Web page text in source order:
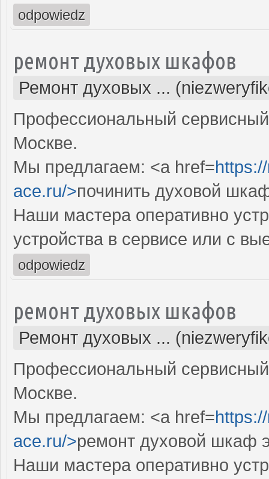
odpowiedz
ремонт духовых шкафов
Ремонт духовых ...
Профессиональный
Москве.
Мы предлагаем: <a href=
ace.ru/>починить духовой
Наши мастера оперативно
устройства в сервисе или с
odpowiedz
ремонт духовых шкафов
Ремонт духовых ...
Профессиональный
Москве.
Мы предлагаем: <a href=
ace.ru/>ремонт духовой шкаф
Наши мастера оперативно